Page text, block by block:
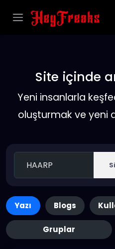
Site içinde
Yeni insanlarla
oluşturmak ve yeni
Yazı Blogs
Gruplar